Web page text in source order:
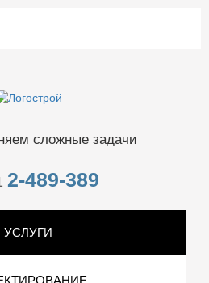
сложные задачи
2-489-389
УСЛУГИ